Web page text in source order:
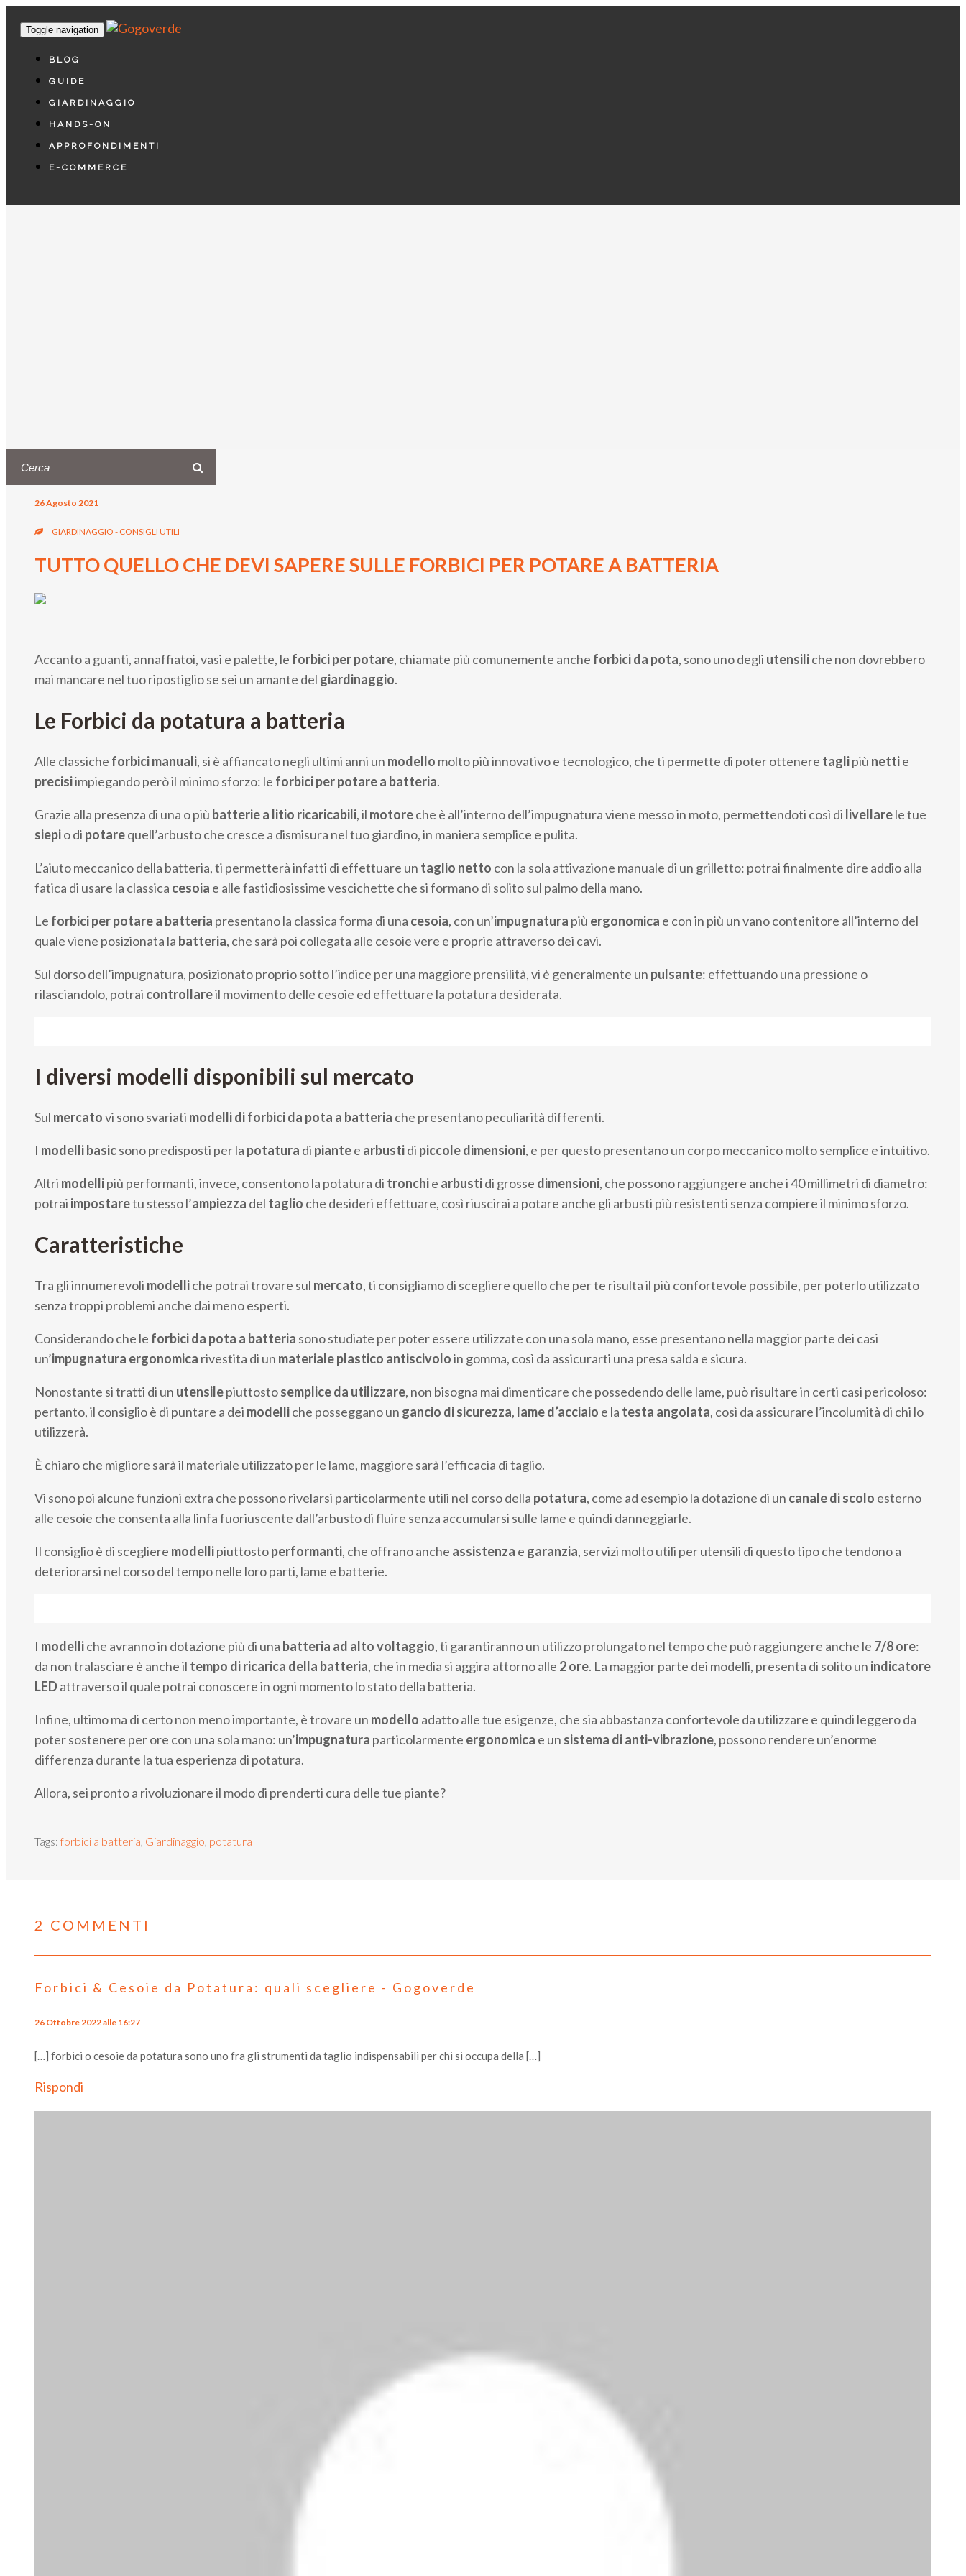
Toggle navigation
BLOG
GUIDE
GIARDINAGGIO
HANDS-ON
APPROFONDIMENTI
E-COMMERCE
26 Agosto 2021
GIARDINAGGIO - CONSIGLI UTILI
TUTTO QUELLO CHE DEVI SAPERE SULLE FORBICI PER POTARE A BATTERIA
Accanto a guanti, annaffiatoi, vasi e palette, le forbici per potare, chiamate più comunemente anche forbicida pota, sono uno degli utensiliche non dovrebbero
mai mancare nel tuo ripostiglio se sei un amante del giardinaggio.
Le Forbici da potatura a batteria
Alle classiche forbici manuali, si è affiancato negli ultimi anni un modello molto più innovativo e tecnologico, che ti permette di poter ottenere taglipiù nettie
precisiimpiegando però il minimo sforzo: le forbici per potare a batteria.
Grazie alla presenza di una o più batterie a litio ricaricabili, il motoreche è all’interno dell’impugnatura viene messo in moto, permettendoti così di livellarele tue
siepio di potarequell’arbusto che cresce a dismisura nel tuo giardino, in maniera semplice e pulita.
L’aiuto meccanico della batteria, ti permetterà infatti di effettuare un taglio netto con la sola attivazione manuale di un grilletto: potrai finalmente dire addio alla
fatica di usare la classica cesoia e alle fastidiosissime vescichette che si formano di solito sul palmo della mano.
Le forbici per potare a batteria presentano la classica forma di una cesoia, con un’impugnatura più ergonomica e con in più un vano contenitore all’interno del
quale viene posizionata la batteria, che sarà poi collegata alle cesoie vere e proprie attraverso dei cavi.
Sul dorso dell’impugnatura, posizionato proprio sotto l’indice per una maggiore prensilità, vi è generalmente un pulsante: effettuando una pressione o
rilasciandolo, potrai controllareil movimento delle cesoie ed effettuare la potatura desiderata.
I diversi modelli disponibili sul mercato
Sul mercatovi sono svariati modelli di forbici da pota a batteria che presentano peculiarità differenti.
I modellibasicsono predisposti per la potatura di piantee arbustidi piccole dimensioni, e per questo presentano un corpo meccanico molto semplice e intuitivo.
Altri modellipiù performanti, invece, consentono la potatura di tronchie arbustidi grosse dimensioni, che possono raggiungere anche i 40 millimetri di diametro:
potrai impostaretu stesso l’ampiezza del taglio che desideri effettuare, così riuscirai a potare anche gli arbusti più resistenti senza compiere il minimo sforzo.
Caratteristiche
Tra gli innumerevoli modelliche potrai trovare sul mercato, ti consigliamo di scegliere quello che per te risulta il più confortevole possibile, per poterlo utilizzato
senza troppi problemi anche dai meno esperti.
Considerando che le forbici da pota a batteria sono studiate per poter essere utilizzate con una sola mano, esse presentano nella maggior parte dei casi
un’impugnatura ergonomica rivestita di un materiale plastico antiscivoloin gomma, così da assicurarti una presa salda e sicura.
Nonostante si tratti di un utensilepiuttostosemplice da utilizzare, non bisogna mai dimenticare che possedendo delle lame, può risultare in certi casi pericoloso:
pertanto, il consiglio è di puntare a dei modelliche posseggano un gancio di sicurezza, lame d’acciaio e la testa angolata, così da assicurare l’incolumità di chi lo
utilizzerà.
È chiaro che migliore sarà il materiale utilizzato per le lame, maggiore sarà l’efficacia di taglio.
Vi sono poi alcune funzioni extra che possono rivelarsi particolarmente utili nel corso della potatura, come ad esempio la dotazione di un canale di scolo esterno
alle cesoie che consenta alla linfa fuoriuscente dall’arbusto di fluire senza accumularsi sulle lame e quindi danneggiarle.
Il consiglio è di scegliere modellipiuttostoperformanti, che offrano anche assistenza e garanzia, servizi molto utili per utensili di questo tipo che tendono a
deteriorarsi nel corso del tempo nelle loro parti, lame e batterie.
I modelliche avranno in dotazione più di una batteria ad alto voltaggio, ti garantiranno un utilizzo prolungato nel tempo che può raggiungere anche le 7/8 ore:
da non tralasciare è anche il tempo di ricarica della batteria, che in media si aggira attorno alle 2 ore. La maggior parte dei modelli, presenta di solito un indicatore
LEDattraverso il quale potrai conoscere in ogni momento lo stato della batteria.
Infine, ultimo ma di certo non meno importante, è trovare un modello adatto alle tue esigenze, che sia abbastanza confortevole da utilizzare e quindi leggero da
poter sostenere per ore con una sola mano: un’impugnatura particolarmente ergonomica e un sistema di anti-vibrazione, possono rendere un’enorme
differenza durante la tua esperienza di potatura.
Allora, sei pronto a rivoluzionare il modo di prenderti cura delle tue piante?
Tags:forbici a batteria, Giardinaggio, potatura
2 COMMENTI
Forbici & Cesoie da Potatura: quali scegliere - Gogoverde
26 Ottobre 2022 alle 16:27
[…] forbici o cesoie da potatura sono uno fra gli strumenti da taglio indispensabili per chi si occupa della […]
Rispondi